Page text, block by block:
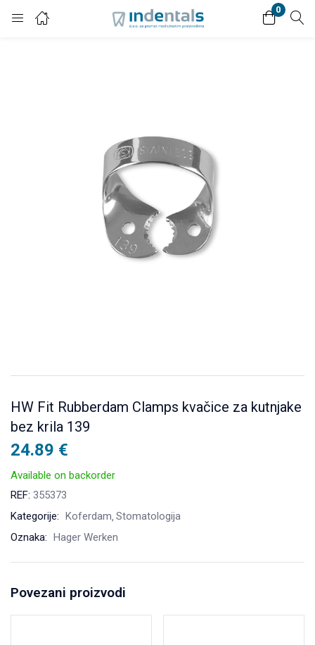
0
Login
HW Fit Rubberdam Clamps kvačice za kutnjake
bez krila 139
24.89 €
Available on backorder
REF: 355373
Kategorije: Koferdam Stomatologija
Oznaka: Hager Werken
Povezani proizvodi